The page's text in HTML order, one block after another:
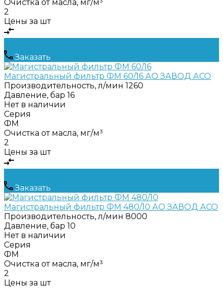
Очистка от масла, мг/м³
2
Цены за шт
Заказать
Магистральный фильтр ФМ 60/16 АО ЗАВОД АСО
Производительность, л/мин 1260
Давление, бар 16
Нет в наличии
Серия
ФМ
Очистка от масла, мг/м³
2
Цены за шт
Заказать
Магистральный фильтр ФМ 480/10 АО ЗАВОД АСО
Производительность, л/мин 8000
Давление, бар 10
Нет в наличии
Серия
ФМ
Очистка от масла, мг/м³
2
Цены за шт